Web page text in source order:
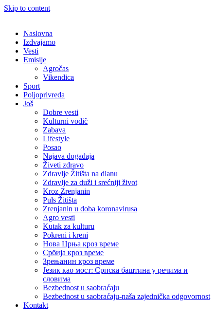
Skip to content
Naslovna
Izdvajamo
Vesti
Emisije
Agročas
Vikendica
Sport
Poljoprivreda
Još
Dobre vesti
Kulturni vodič
Zabava
Lifestyle
Posao
Najava događaja
Živeti zdravo
Zdravlje Žitišta na dlanu
Zdravlje za duži i srećniji život
Kroz Zrenjanin
Puls Žitišta
Zrenjanin u doba koronavirusa
Agro vesti
Kutak za kulturu
Pokreni i kreni
Нова Црња кроз време
Србија кроз време
Зрењанин кроз време
Језик као мост: Српска баштина у речима и
словима
Bezbednost u saobraćaju
Bezbednost u saobraćaju-naša zajednička odgovornost
Kontakt